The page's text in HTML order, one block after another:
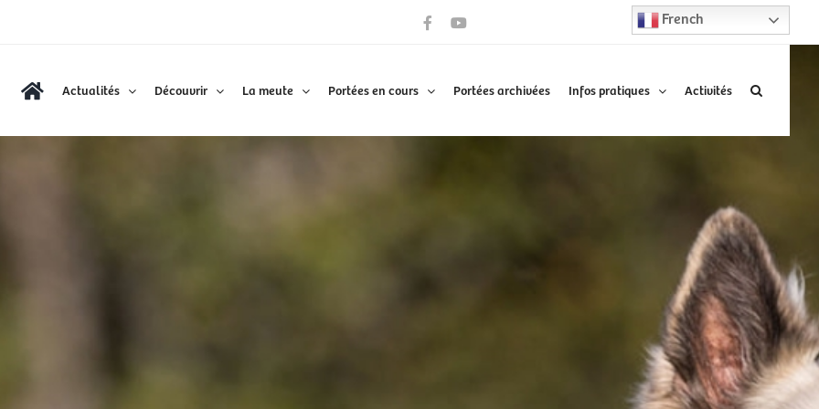
French
Facebook
Actualités Découvrir La meute Portées en cours Portées archivées Infos pratiques Activités